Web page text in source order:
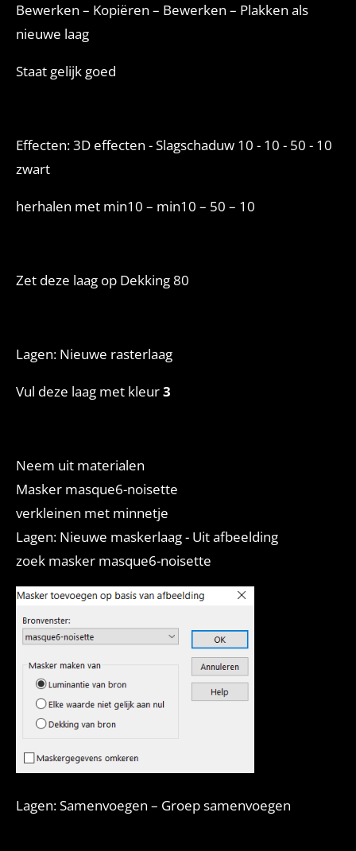
Bewerken – Kopiëren – Bewerken – Plakken als
nieuwe laag
Staat gelijk goed
Effecten: 3D effecten - Slagschaduw 10 - 10 - 50 - 10
zwart
herhalen met min10 – min10 – 50 – 10
Zet deze laag op Dekking 80
Lagen: Nieuwe rasterlaag
Vul deze laag met kleur3
Neem uit materialen
Masker masque6-noisette
verkleinen met minnetje
Lagen: Nieuwe maskerlaag - Uit afbeelding
zoek masker masque6-noisette
Lagen: Samenvoegen – Groep samenvoegen